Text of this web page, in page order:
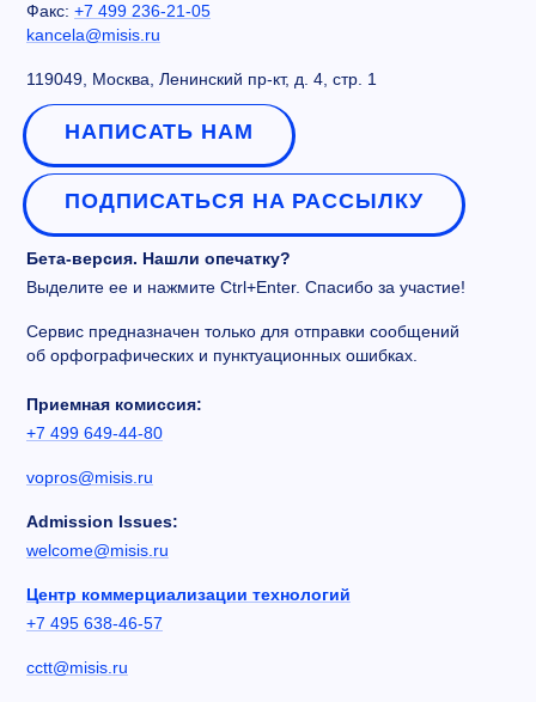
Факс: +7 499 236-21-05
kancela@misis.ru
119049, Москва, Ленинский пр-кт, д. 4, стр. 1
НАПИСАТЬ НАМ
ПОДПИСАТЬСЯ НА РАССЫЛКУ
Бета-версия. Нашли опечатку?
Выделите ее и нажмите Ctrl+Enter. Спасибо за участие!
Сервис предназначен только для отправки сообщений
об орфографических и пунктуационных ошибках.
Приемная комиссия:
+7 499 649-44-80
vopros@misis.ru
Admission Issues:
welcome@misis.ru
Центр коммерциализации технологий
+7 495 638-46-57
cctt@misis.ru